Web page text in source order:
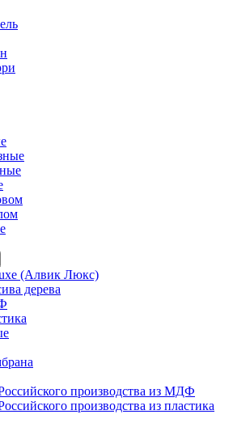
(Алвик Люкс)
дерева
производства из МДФ
производства из пластика